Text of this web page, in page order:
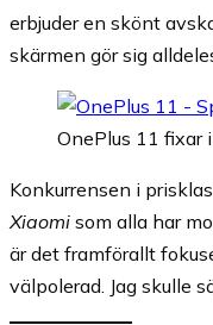
erbjuder en skönt
skärmen gör sig
OnePlus 11 fixar
Konkurrensen i
Xiaomi som alla har
är det framförallt
välpolerad. Jag skulle